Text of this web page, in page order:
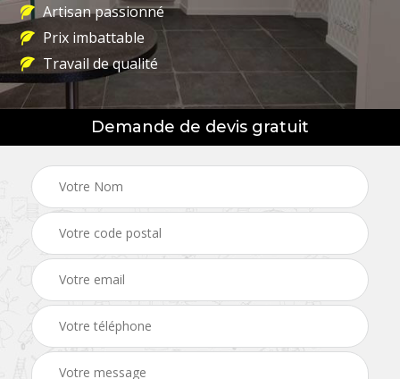
Artisan passionné
Prix imbattable
Travail de qualité
Demande de devis gratuit